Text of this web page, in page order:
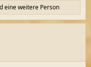
eine weitere Person